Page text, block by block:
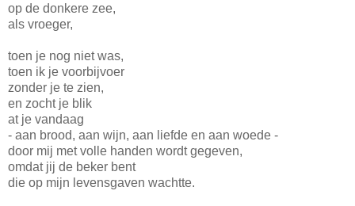
op de donkere zee,
als vroeger,
toen je nog niet was,
toen ik je voorbijvoer
zonder je te zien,
en zocht je blik
at je vandaag
- aan brood, aan wijn, aan liefde en aan woede -
door mij met volle handen wordt gegeven,
omdat jij de beker bent
die op mijn levensgaven wachtte.